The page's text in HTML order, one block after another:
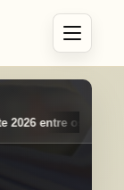
Mato Grosso